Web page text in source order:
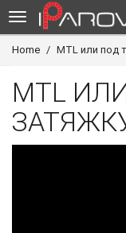
Home MTL или под
MTL